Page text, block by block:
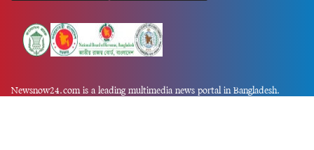
Newsnow24.com is a leading multimedia news portal in Bangladesh.